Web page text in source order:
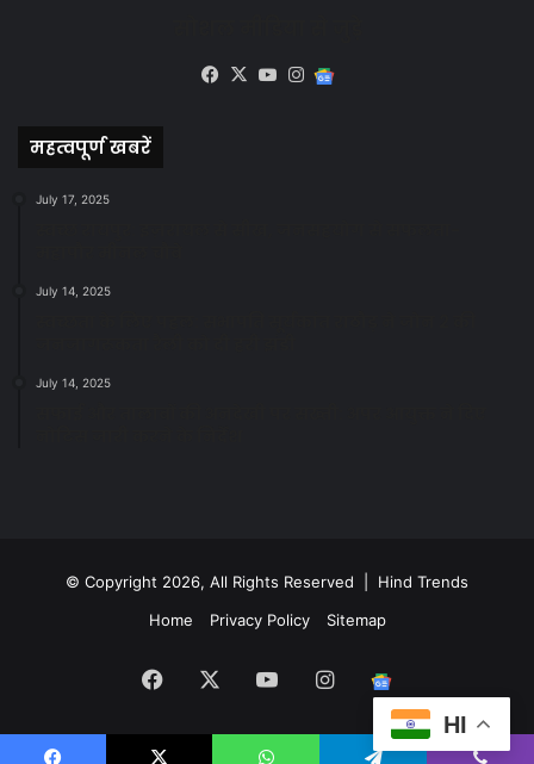
Facebook
X YouTubeInstagram
महत्वपूर्ण खबरें
July 17, 2025
July 14, 2025
July 14, 2025
© Copyright 2026, All Rights Reserved | Hind Trends
Home
Privacy Policy Sitemap
Facebook YouTubeInstagram
News
HI